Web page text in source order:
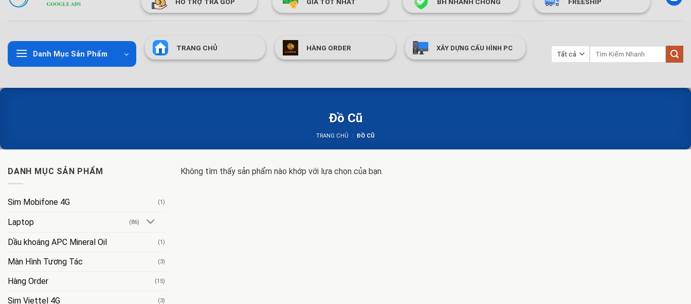
Danh Mục Sản Phẩm
TRANG CHỦ HÀNG ORDER XÂY DỰNG CẤU HÌNH PC
Đồ Cũ
TRANG CHỦ / ĐỒ CŨ
DANH MỤC SẢN PHẨM
Sim Mobifone 4G (1)
Laptop (86)
Dầu khoáng APC Mineral Oil (1)
Màn Hình Tương Tác (3)
Hàng Order (15)
Sim Viettel 4G (3)
Không tìm thấy sản phẩm nào khớp với lựa chọn của bạn.